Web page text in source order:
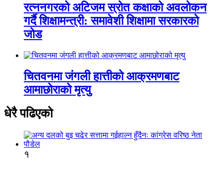
रत्ननगरको अटिजम स्रोत कक्षाको अवलोकन
गर्दै शिक्षामन्त्री: समावेशी शिक्षामा सरकारको
जोड
चितवनमा जंगली हात्तीको आक्रमणबाट
आमाछोराको मृत्यु
धेरै पढिएको
१